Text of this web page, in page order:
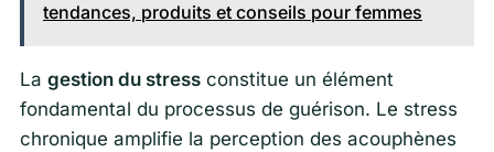
tendances, produits et conseils pour femmes
La gestion du stress constitue un élément
fondamental du processus de guérison. Le stress
chronique amplifie la perception des acouphènes